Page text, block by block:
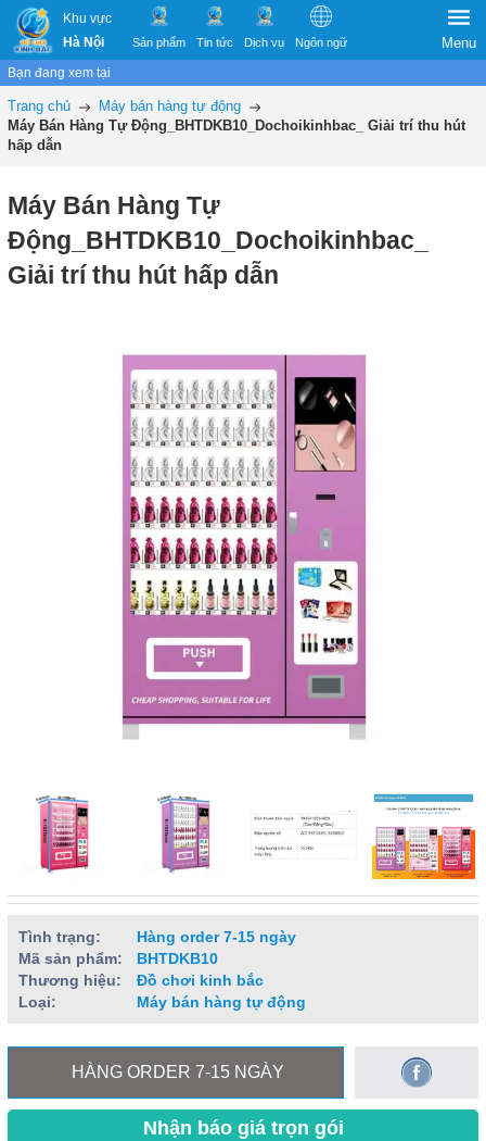
Khu vực
Hà Nội
Sản phẩm Tin tức Dịch vụ Ngôn ngữ Menu
Bạn đang xem tại
Trang chủ
Máy bán hàng tự động
Máy Bán Hàng Tự Động_BHTDKB10_Dochoikinhbac_ Giải trí thu hút
hấp dẫn
Máy Bán Hàng Tự
Động_BHTDKB10_Dochoikinhbac_
Giải trí thu hút hấp dẫn
Tình trạng:
Hàng order 7-15 ngày
Mã sản phẩm:
BHTDKB10
Thương hiệu:
Đồ chơi kinh bắc
Loại:
Máy bán hàng tự động
HÀNG ORDER 7-15 NGÀY
Nhận báo giá trọn gói